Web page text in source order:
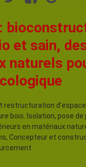
et sain,
naturels
restructuration
bois. Isolation, pose de
en matériaux
Concepteur et